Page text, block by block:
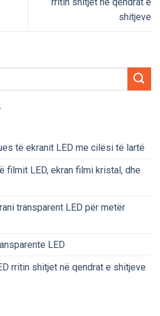
rritin shitjet në qendrat e
shitjeve
të ekranit LED me cilësi të lartë
filmit LED, ekran filmi kristal, dhe
transparent LED për metër
LED
rritin shitjet në qendrat e shitjeve